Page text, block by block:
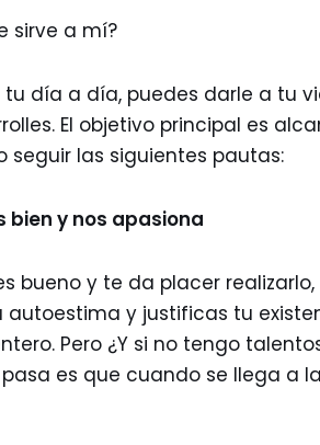
sirve a mí?
día a día, puedes darle a tu
El objetivo principal es
seguir las siguientes pautas:
y nos apasiona
bueno y te da placer
y justificas tu
Pero ¿Y si no tengo
es que cuando se llega a